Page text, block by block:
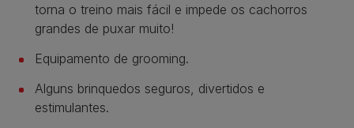
torna o treino mais fácil e impede os cachorros
grandes de puxar muito!
Equipamento de grooming.
Alguns brinquedos seguros, divertidos e
estimulantes.